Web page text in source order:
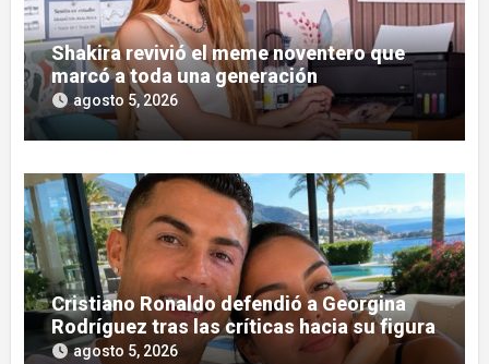
Shakira revivió el meme noventero que
marcó a toda una generación
agosto 5, 2026
Cristiano Ronaldo defendió a Georgina
Rodríguez tras las críticas hacia su figura
agosto 5, 2026